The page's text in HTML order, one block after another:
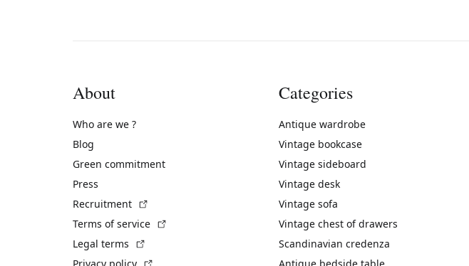
About
Who are we ?
Blog
Green commitment
Press
Recruitment
Terms of service
Legal terms
Privacy policy
Categories
Antique wardrobe
Vintage bookcase
Vintage sideboard
Vintage desk
Vintage sofa
Vintage chest of drawers
Scandinavian credenza
Antique bedside table